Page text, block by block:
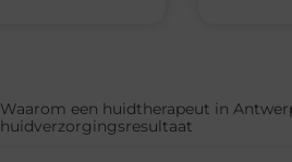
Waarom een huidtherapeut in
huidverzorgingsresultaat